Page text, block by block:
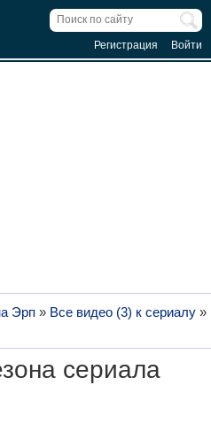
Регистрация Войти
Эрп » Все видео (3) к сериалу »
сериала